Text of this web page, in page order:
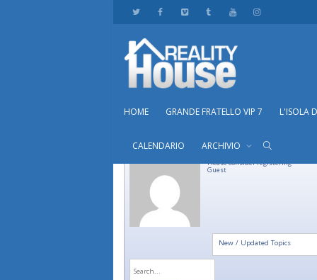
HOME GRANDE FRATELLO VIP 7 L'ISOLA
CALENDARIO ARCHIVIO
Please consider registering
Guest
New / Updated Topics